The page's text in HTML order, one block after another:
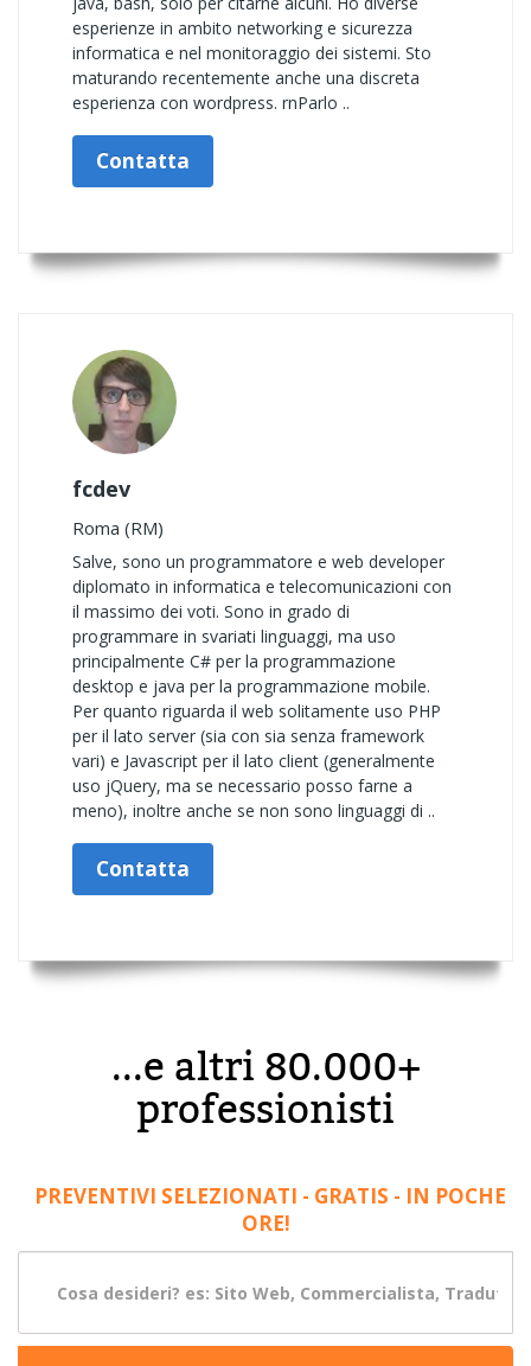
esperienze in ambito networking e sicurezza
informatica e nel monitoraggio dei sistemi. Sto
maturando recentemente anche una discreta
esperienza con wordpress. rnParlo ..
Contatta
fcdev
Roma (RM)
Salve, sono un programmatore e web developer
diplomato in informatica e telecomunicazioni con
il massimo dei voti. Sono in grado di
programmare in svariati linguaggi, ma uso
principalmente C# per la programmazione
desktop e java per la programmazione mobile.
Per quanto riguarda il web solitamente uso PHP
per il lato server (sia con sia senza framework
vari) e Javascript per il lato client (generalmente
uso jQuery, ma se necessario posso farne a
meno), inoltre anche se non sono linguaggi di ..
Contatta
...e altri 80.000+
professionisti
PREVENTIVI SELEZIONATI - GRATIS - IN POCHE
ORE!